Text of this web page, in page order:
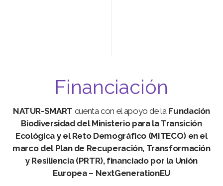
Financiación
NATUR-SMART cuenta con el apoyo de la Fundación
Biodiversidad del Ministerio para la Transición
Ecológica y el Reto Demográfico (MITECO) en el
marco del Plan de Recuperación, Transformación
y Resiliencia (PRTR), financiado por la Unión
Europea – NextGenerationEU